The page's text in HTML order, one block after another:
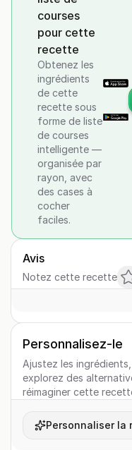
courses
pour cette
recette
Obtenez les
ingrédients
de cette
recette sous
forme de liste
de courses
intelligente —
organisée par
rayon, avec
des cases à
cocher
faciles.
Avis
Notez cette recette
Personnalisez-le
Ajustez les
explorez des
réimaginer cette
Personnaliser la